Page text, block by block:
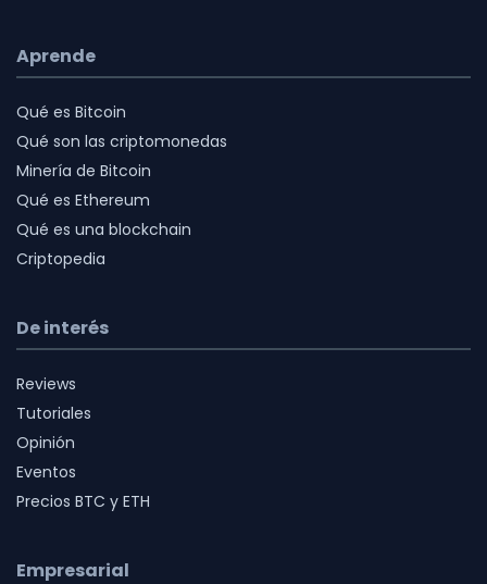
Aprende
Qué es Bitcoin
Qué son las criptomonedas
Minería de Bitcoin
Qué es Ethereum
Qué es una blockchain
Criptopedia
De interés
Reviews
Tutoriales
Opinión
Eventos
Precios BTC y ETH
Empresarial